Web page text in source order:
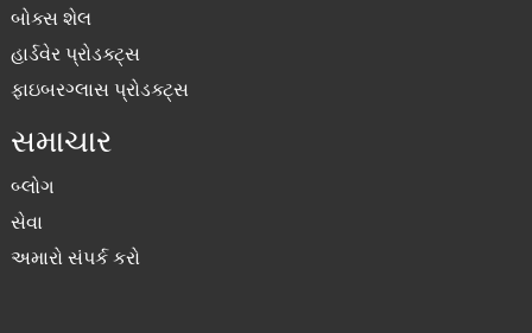
બોક્સ શેલ
હાર્ડવેર પ્રોડક્ટ્સ
ફાઇબરગ્લાસ પ્રોડક્ટ્સ
સમાચાર
બ્લોગ
સેવા
અમારો સંપર્ક કરો